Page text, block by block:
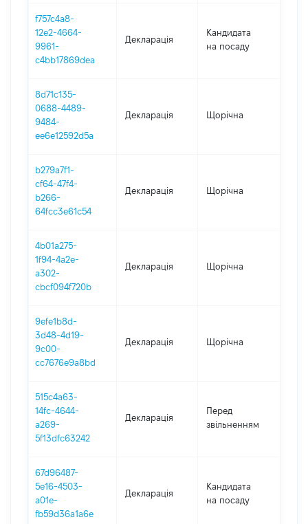
f757c4a8-
12e2-4664-
9961-
c4bb17869dea
Декларація
Кандидата
на посаду
8d71c135-
0688-4489-
9484-
ee6e12592d5a
Декларація Щорічна
b279a7f1-
cf64-47f4-
b266-
64fcc3e61c54
Декларація Щорічна
4b01a275-
1f94-4a2e-
a302-
cbcf094f720b
Декларація Щорічна
9efe1b8d-
3d48-4d19-
9c00-
cc7676e9a8bd
Декларація Щорічна
515c4a63-
14fc-4644-
a269-
5f13dfc63242
Декларація
Перед
звільненням
67d96487-
5e16-4503-
a01e-
fb59d36a1a6e
Декларація
Кандидата
на посаду